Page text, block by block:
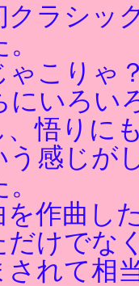
クラシッ
ゃこりゃ
にいろい
、悟りに
う感じが
を作曲し
だけでな
されて相